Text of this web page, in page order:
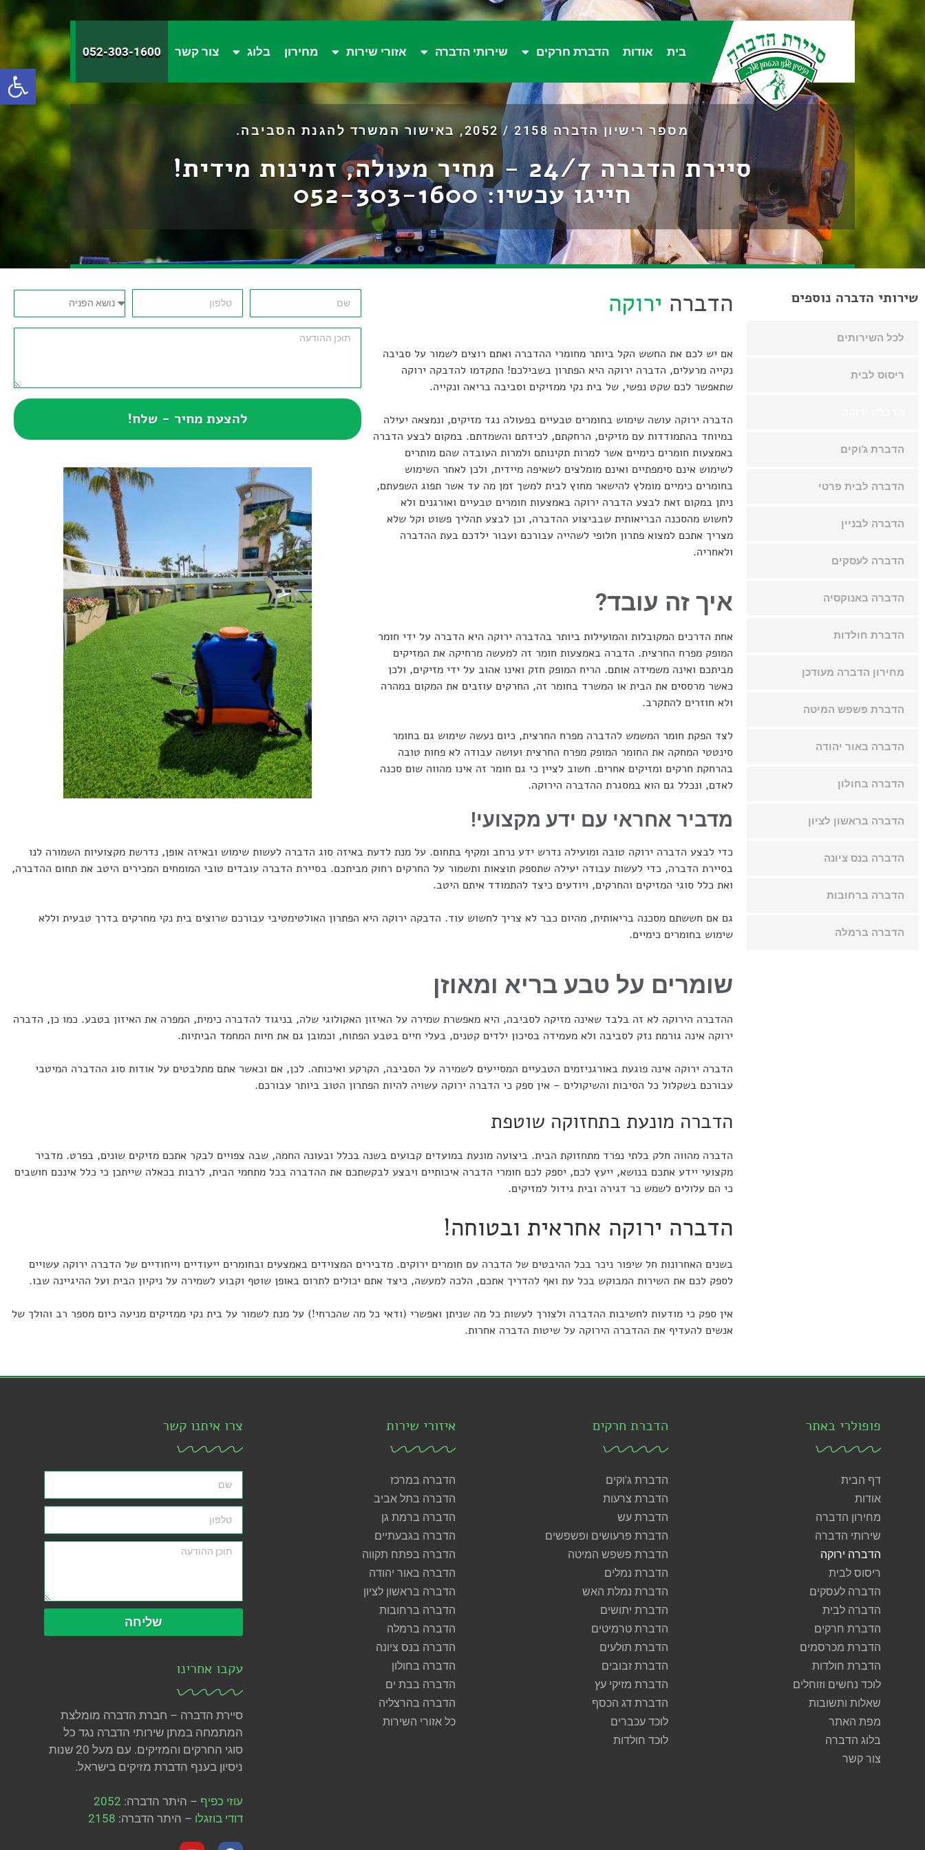
פתח
בית אודות הדברת חרקים שירותי הדברה אזורי שירות מחירון בלוג צור קשר 052-303-1600
מספר רישיון הדברה 2158 / 2052, באישור המשרד להגנת הסביבה.
סיירת הדברה 24/7 - מחיר מעולה, זמינות מידית!
חייגו עכשיו:052-303-1600
שירותי הדברה נוספים
לכל השירותים
ריסוס לבית
הדברת ג'וקים
הדברה לבית פרטי
הדברה לבניין
הדברה לעסקים
הדברה באנוקסיה
הדברת חולדות
מחירון הדברה מעודכן
הדברת פשפש המיטה
הדברה באור יהודה
הדברה בחולון
הדברה בראשון לציון
הדברה בנס ציונה
הדברה ברחובות
הדברה ברמלה
הדברה ירוקה
אם יש לכם את החשש הקל ביותר מחומרי ההדברה ואתם רוצים לשמור על סביבה
נקייה מרעלים, הדברה ירוקה היא הפתרון בשבילכם! התקדמו להדבקה ירוקה
שתאפשר לכם שקט נפשי, של בית נקי ממזיקים וסביבה בריאה ונקייה.
הדברה ירוקה עושה שימוש בחומרים טבעיים בפעולה נגד מזיקים, ונמצאה יעילה
במיוחד בהתמודדות עם מזיקים, הרחקתם, לכידתם והשמדתם. במקום לבצע הדברה
באמצעות חומרים כימיים אשר למרות תקינותם ולמרות העובדה שהם מותרים
לשימוש אינם סימפתיים ואינם מומלצים לשאיפה מיידית, ולכן לאחר השימוש
בחומרים כימיים מומלץ להישאר מחוץ לבית למשך זמן מה עד אשר תפוג השפעתם,
ניתן במקום זאת לבצע הדברה ירוקה באמצעות חומרים טבעיים ואורגנים ולא
לחשוש מהסכנה הבריאותית שבביצוע ההדברה, וכן לבצע תהליך פשוט וקל שלא
מצריך אתכם למצוא פתרון חלופי לשהייה עבורכם ועבור ילדכם בעת ההדברה
ולאחריה.
איך זה עובד?
אחת הדרכים המקובלות והמועילות ביותר בהדברה ירוקה היא הדברה על ידי חומר
המופק מפרח החרצית. הדברה באמצעות חומר זה למעשה מרחיקה את המזיקים
מביתכם ואינה משמידה אותם. הריח המופק חזק ואינו אהוב על ידי מזיקים, ולכן
כאשר מרססים את הבית או המשרד בחומר זה, החרקים עוזבים את המקום במהרה
ולא חוזרים להתקרב.
לצד הפקת חומר המשמש להדברה מפרח החרצית, כיום נעשה שימוש גם בחומר
סינטטי המחקה את החומר המופק מפרח החרצית ועושה עבודה לא פחות טובה
בהרחקת חרקים ומזיקים אחרים. חשוב לציין כי גם חומר זה אינו מהווה שום סכנה
לאדם, ונכלל גם הוא במסגרת ההדברה הירוקה.
להצעת מחיר - שלח!
מדביר אחראי עם ידע מקצועי!
כדי לבצע הדברה ירוקה טובה ומועילה נדרש ידע נרחב ומקיף בתחום. על מנת לדעת באיזה סוג הדברה לעשות שימוש ובאיזה אופן, נדרשת מקצועיות השמורה לנו
בסיירת הדברה, כדי לעשות עבודה יעילה שתספק תוצאות ותשמור על החרקים רחוק מביתכם. בסיירת הדברה עובדים טובי המומחים המכירים היטב את תחום ההדברה,
ואת כלל סוגי המזיקים והחרקים, ויודעים כיצד להתמודד איתם היטב.
גם אם חששתם מסכנה בריאותית, מהיום כבר לא צריך לחשוש עוד. הדבקה ירוקה היא הפתרון האולטימטיבי עבורכם שרוצים בית נקי מחרקים בדרך טבעית וללא
שימוש בחומרים כימיים.
שומרים על טבע בריא ומאוזן
ההדברה הירוקה לא זה בלבד שאינה מזיקה לסביבה, היא מאפשרת שמירה על האיזון האקולוגי שלה, בניגוד להדברה כימית, המפרה את האיזון בטבע. כמו כן, הדברה
ירוקה אינה גורמת נזק לסביבה ולא מעמידה בסיכון ילדים קטנים, בעלי חיים בטבע הפתוח, וכמובן גם את חיות המחמד הביתיות.
הדברה ירוקה אינה פוגעת באורגניזמים הטבעיים המסייעים לשמירה על הסביבה, הקרקע ואיכותה. לכן, אם וכאשר אתם מתלבטים על אודות סוג ההדברה המיטבי
עבורכם בשקלול כל הסיבות והשיקולים – אין ספק כי הדברה ירוקה עשויה להיות הפתרון הטוב ביותר עבורכם.
הדברה מונעת בתחזוקה שוטפת
הדברה מהווה חלק בלתי נפרד מתחזוקת הבית. ביצועה מונעת במועדים קבועים בשנה בכלל ובעונה החמה, שבה צפויים לבקר אתכם מזיקים שונים, בפרט. מדביר
מקצועי יידע אתכם בנושא, ייעץ לכם, יספק לכם חומרי הדברה איכותיים ויבצע לבקשתכם את ההדברה בכל מתחמי הבית, לרבות בכאלה שייתכן כי כלל אינכם חושבים
כי הם עלולים לשמש כר דגירה ובית גידול למזיקים.
הדברה ירוקה אחראית ובטוחה!
בשנים האחרונות חל שיפור ניכר בכל ההיבטים של הדברה עם חומרים ירוקים. מדבירים המצוידים באמצעים ובחומרים ייעודיים וייחודיים של הדברה ירוקה עשויים
לספק לכם את השירות המבוקש בכל עת ואף להדריך אתכם, הלכה למעשה, כיצד אתם יכולים לתרום באופן שוטף וקבוע לשמירה על ניקיון הבית ועל ההיגיינה שבו.
אין ספק כי מודעות לחשיבות ההדברה ולצורך לעשות כל מה שניתן ואפשרי (ודאי כל מה שהכרחי!) על מנת לשמור על בית נקי ממזיקים מניעה כיום מספר רב והולך של
אנשים להעדיף את ההדברה הירוקה על שיטות הדברה אחרות.
פופולרי באתר
דף הבית
אודות
מחירון הדברה
שירותי הדברה
הדברה ירוקה
ריסוס לבית
הדברה לעסקים
הדברה לבית
הדברת חרקים
הדברת מכרסמים
הדברת חולדות
לוכד נחשים וזוחלים
שאלות ותשובות
מפת האתר
בלוג הדברה
צור קשר
הדברת חרקים
הדברת ג'וקים
הדברת צרעות
הדברת עש
הדברת פרעושים ופשפשים
הדברת פשפש המיטה
הדברת נמלים
הדברת נמלת האש
הדברת יתושים
הדברת טרמיטים
הדברת תולעים
הדברת זבובים
הדברת מזיקי עץ
הדברת דג הכסף
לוכד עכברים
לוכד חולדות
איזורי שירות
הדברה במרכז
הדברה בתל אביב
הדברה ברמת גן
הדברה בגבעתיים
הדברה בפתח תקווה
הדברה באור יהודה
הדברה בראשון לציון
הדברה ברחובות
הדברה ברמלה
הדברה בנס ציונה
הדברה בחולון
הדברה בבת ים
הדברה בהרצליה
כל אזורי השירות
צרו איתנו קשר
שליחה
עקבו אחרינו
סיירת הדברה – חברת הדברה מומלצת
המתמחה במתן שירותי הדברה נגד כל
סוגי החרקים והמזיקים. עם מעל 20 שנות
ניסיון בענף הדברת מזיקים בישראל.
עוזי כפיף – היתר הדברה: 2052
דודי בוזגלו – היתר הדברה: 2158